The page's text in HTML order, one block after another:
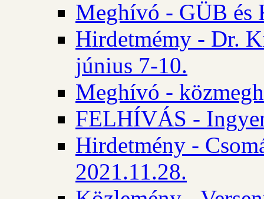
Meghívó - GÜB és
Hirdetmémy - Dr.
június 7-10.
Meghívó -
FELHÍVÁS -
Hirdetmény -
2021.11.28.